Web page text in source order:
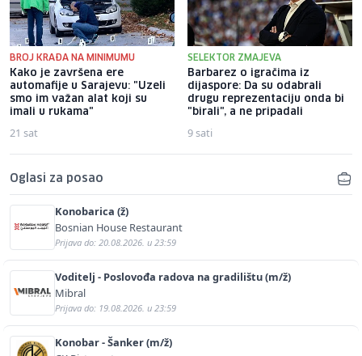
BROJ KRAĐA NA MINIMUMU
Kako je završena ere
automafije u Sarajevu: "Uzeli
smo im važan alat koji su
imali u rukama"
21 sat
SELEKTOR ZMAJEVA
Barbarez o igračima iz
dijaspore: Da su odabrali
drugu reprezentaciju onda bi
"birali", a ne pripadali
9 sati
Oglasi za posao
Konobarica (ž)
Bosnian House Restaurant
Prijava do: 20.08.2026. u 23:59
Voditelj - Poslovođa radova na gradilištu (m/ž)
Mibral
Prijava do: 19.08.2026. u 23:59
Konobar - Šanker (m/ž)